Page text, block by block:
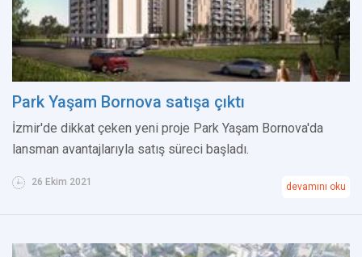
Park Yaşam Bornova satışa çıktı
İzmir'de dikkat çeken yeni proje Park Yaşam Bornova'da
lansman avantajlarıyla satış süreci başladı.
26 Ekim 2021 devamını oku